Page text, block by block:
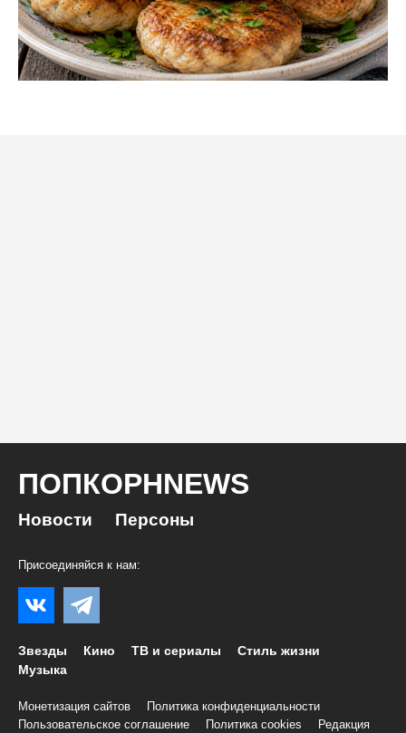
ПОПКОРНNEWS
Новости Персоны
Присоединяйся к нам:
Звезды Кино ТВ и сериалы
Стиль жизни
Музыка
Монетизация сайтов
Политика конфиденциальности
Пользовательское соглашение
Политика cookies Редакция